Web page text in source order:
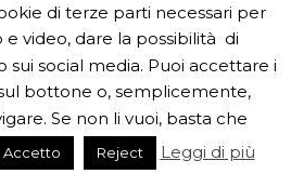
risponde, per
i tuoi contributi, scrivici a
inaf.it oppure
di terze parti necessari per
video, dare la possibilità di
sui social media. Puoi accettare i
bottone o, semplicemente,
Se non li vuoi, basta che
Accetto Reject Leggi di più